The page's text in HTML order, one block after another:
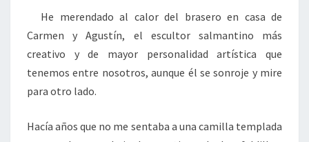
He merendado al calor del brasero en casa de
Carmen y Agustín, el escultor salmantino más
creativo y de mayor personalidad artística que
tenemos entre nosotros, aunque él se sonroje y mire
para otro lado.
Hacía años que no me sentaba a una camilla templada